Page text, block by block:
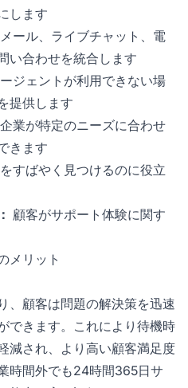
します
メール、ライブチャット、電
い合わせを統合します
ジェントが利用できない場
提供します
企業が特定のニーズに合わせ
きます
すばやく見つけるのに役立
顧客がサポート体験に関す
メリット
、顧客は問題の解決策を迅速
できます。これにより待機時
減され、より高い顧客満足度
時間外でも24時間365日サ